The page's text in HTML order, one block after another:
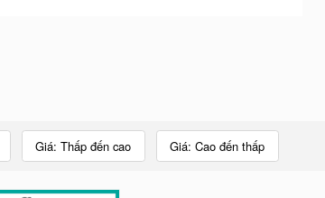
Giá: Thấp đến cao Giá: Cao đến thấp